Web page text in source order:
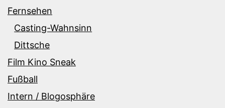
Fernsehen
Casting-Wahnsinn
Dittsche
Film Kino Sneak
Fußball
Intern / Blogosphäre